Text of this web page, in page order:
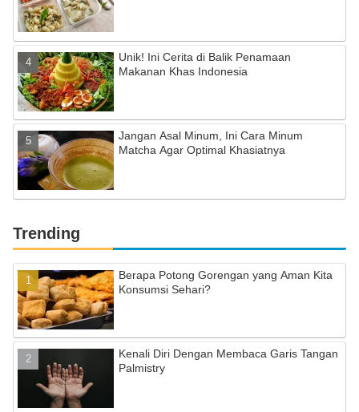
Unik! Ini Cerita di Balik Penamaan
Makanan Khas Indonesia
Jangan Asal Minum, Ini Cara Minum
Matcha Agar Optimal Khasiatnya
Trending
Berapa Potong Gorengan yang Aman Kita
Konsumsi Sehari?
Kenali Diri Dengan Membaca Garis Tangan
Palmistry